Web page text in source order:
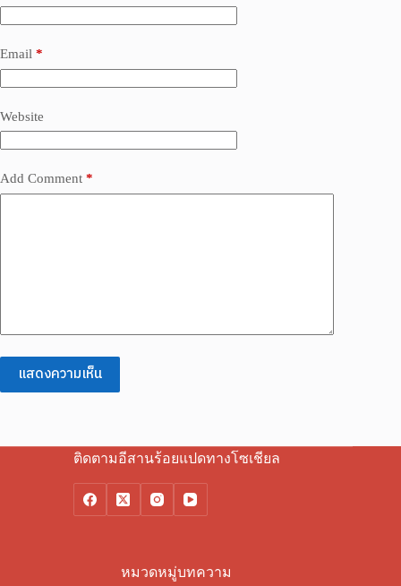
Email *
Website
Add Comment *
แสดงความเห็น
ติดตามอีสานร้อยแปดทางโซเชียล
หมวดหมู่บทความ